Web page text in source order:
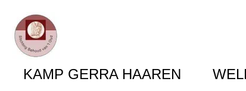
Ga
direct
naar
KAMP GERRA HAAREN